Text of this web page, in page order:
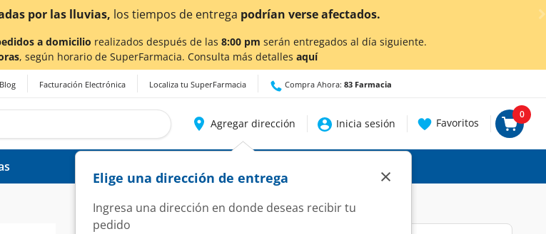
¡Ahora también en Aguascalientes!
a domicilio realizados después de las 8:00 pm serán entregados al día siguiente.
, según horario de SuperFarmacia. Consulta más detalles aquí
Blog Facturación Electrónica Localiza tu SuperFarmacia Compra Ahora: 83 Farmacia
Agregar dirección
Elige una dirección de entrega
Ingresa una dirección en donde deseas recibir tu
pedido
×
Inicia sesión Favoritos
0